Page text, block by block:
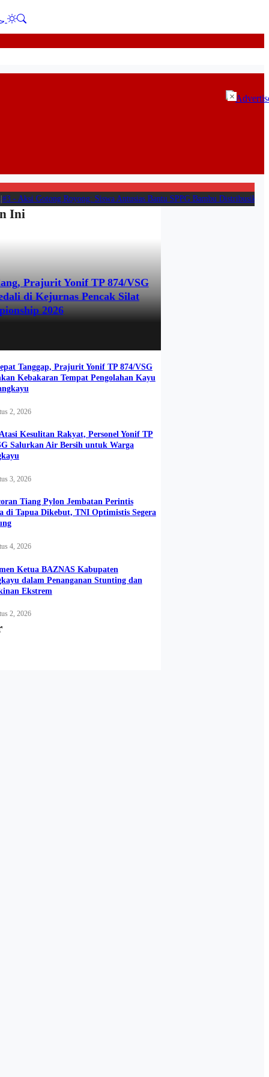
-Aksi Gotong Royong: Siswa Antusias Bantu SPPG Bambu Distribusikan
Ini
Prajurit Yonif TP 874/VSG
di Kejurnas Pencak Silat
2026
Tanggap, Prajurit Yonif TP 874/VSG
Kebakaran Tempat Pengolahan Kayu
2, 2026
Kesulitan Rakyat, Personel Yonif TP
Salurkan Air Bersih untuk Warga
3, 2026
Tiang Pylon Jembatan Perintis
di Tapua Dikebut, TNI Optimistis Segera
4, 2026
Ketua BAZNAS Kabupaten
dalam Penanganan Stunting dan
Ekstrem
2, 2026
×